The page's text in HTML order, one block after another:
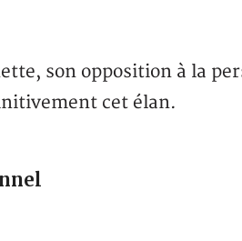
son opposition à la
cet élan.